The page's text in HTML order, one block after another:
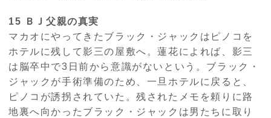
15 ＢＪ父親の真実
マカオにやってきたブラック・ジャックはピノコを
ホテルに残して影三の屋敷へ。蓮花によれば、影三
は脳卒中で3日前から意識がないという。ブラック・
ジャックが手術準備のため、一旦ホテルに戻ると、
ピノコが誘拐されていた。残されたメモを頼りに路
地裏へ向かったブラック・ジャックは男たちに取り